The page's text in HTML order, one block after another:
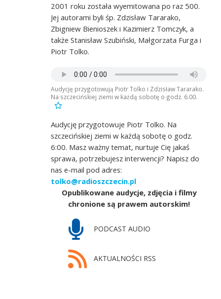
2001 roku została wyemitowana po raz 500.
Jej autorami byli śp. Zdzisław Tararako,
Zbigniew Bienioszek i Kazimierz Tomczyk, a
także Stanisław Szubiński, Małgorzata Furga i
Piotr Tolko.
Audycję przygotowują Piotr Tolko i Zdzisław Tararako.
Na szczecińskiej ziemi w każdą sobotę o godz. 6.00.
Audycję przygotowuje Piotr Tolko. Na
szczecińskiej ziemi w każdą sobotę o godz.
6:00. Masz ważny temat, nurtuje Cię jakaś
sprawa, potrzebujesz interwencji? Napisz do
nas e-mail pod adres:
tolko@radioszczecin.pl
Opublikowane audycje, zdjęcia i filmy
chronione są prawem autorskim!
PODCAST AUDIO
AKTUALNOŚCI RSS